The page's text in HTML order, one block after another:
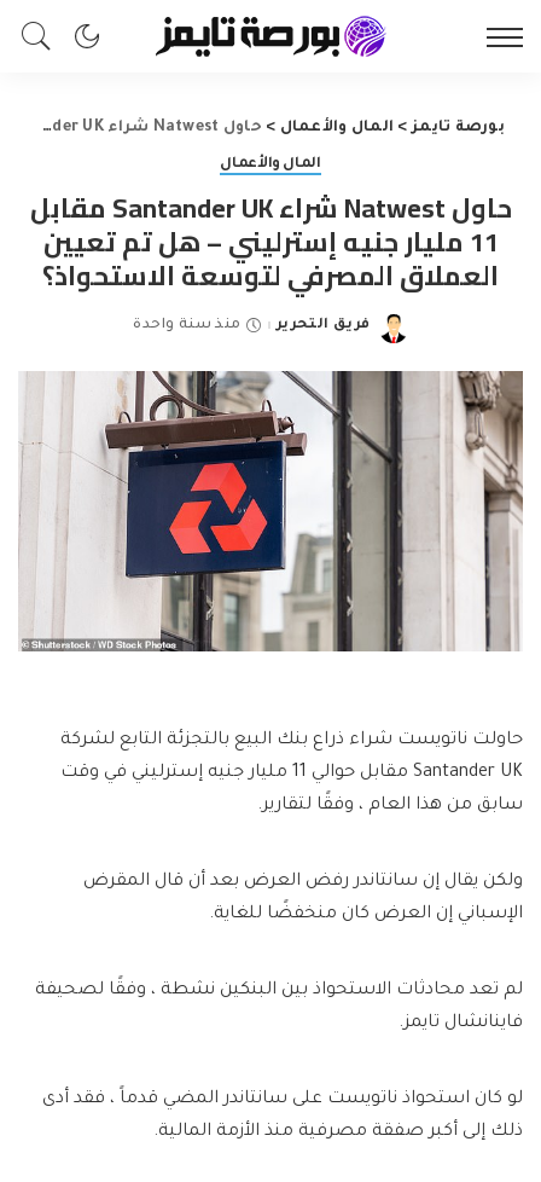
بورصة تايمز> المال والأعمال > حاول Natwest شراء Santander UK مقابل 11 مليار جنيه إسترليني – هل تم تعيين العملاق المصرفي لتوسعة الاستحواذ؟
المال والأعمال
حاول Natwest شراء Santander UK مقابل
11 مليار جنيه إسترليني – هل تم تعيين
العملاق المصرفي لتوسعة الاستحواذ؟
Posted
فريق التحرير منذ سنة واحدة
حاولت ناتويست شراء ذراع بنك البيع بالتجزئة التابع لشركة
Santander UK مقابل حوالي 11 مليار جنيه إسترليني في وقت
سابق من هذا العام ، وفقًا لتقارير.
ولكن يقال إن سانتاندر رفض العرض بعد أن قال المقرض
الإسباني إن العرض كان منخفضًا للغاية.
لم تعد محادثات الاستحواذ بين البنكين نشطة ، وفقًا لصحيفة
فاينانشال تايمز.
لو كان استحواذ ناتويست على سانتاندر المضي قدماً ، فقد أدى
ذلك إلى أكبر صفقة مصرفية منذ الأزمة المالية.